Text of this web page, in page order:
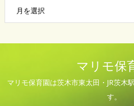
月を選択
マリモ保
マリモ保育園は茨木市東太田・JR茨木
す。